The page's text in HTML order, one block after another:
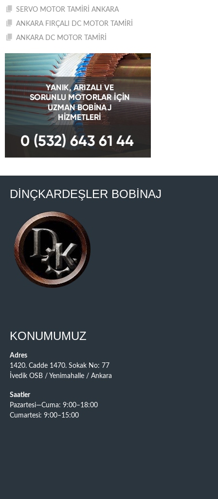
SERVO MOTOR TAMİRİ ANKARA
ANKARA FIRÇALI DC MOTOR TAMİRİ
ANKARA DC MOTOR TAMİRİ
DİNÇKARDEŞLER BOBİNAJ
KONUMUMUZ
Adres
1420. Cadde 1470. Sokak No: 77
İvedik OSB / Yenimahalle / Ankara
Saatler
Pazartesi—Cuma: 9:00–18:00
Cumartesi: 9:00–15:00